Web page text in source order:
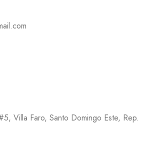
Villa Faro, Santo Domingo Este, Rep.